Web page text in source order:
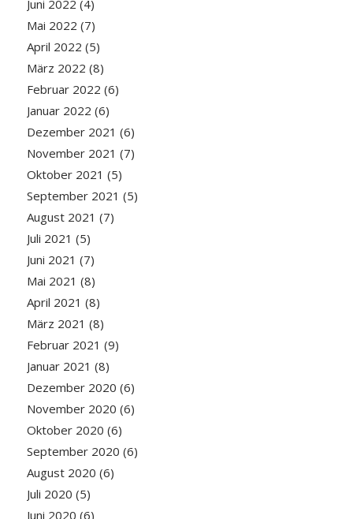
Juni 2022 (4)
Mai 2022 (7)
April 2022 (5)
März 2022 (8)
Februar 2022 (6)
Januar 2022 (6)
Dezember 2021 (6)
November 2021 (7)
Oktober 2021 (5)
September 2021 (5)
August 2021 (7)
Juli 2021 (5)
Juni 2021 (7)
Mai 2021 (8)
April 2021 (8)
März 2021 (8)
Februar 2021 (9)
Januar 2021 (8)
Dezember 2020 (6)
November 2020 (6)
Oktober 2020 (6)
September 2020 (6)
August 2020 (6)
Juli 2020 (5)
Juni 2020 (6)